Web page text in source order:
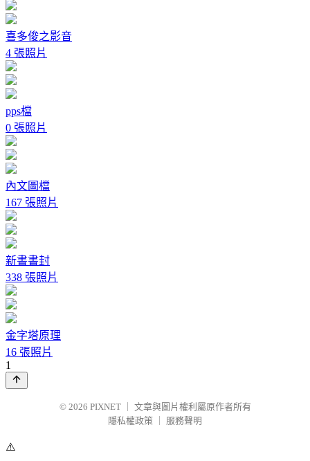
喜多俊之影音
4 張照片
pps檔
0 張照片
內文圖檔
167 張照片
新書書封
338 張照片
金字塔原理
16 張照片
1
© 2026 PIXNET
文章與圖片權利屬原作者所有
隱私權政策
服務聲明
⚠️